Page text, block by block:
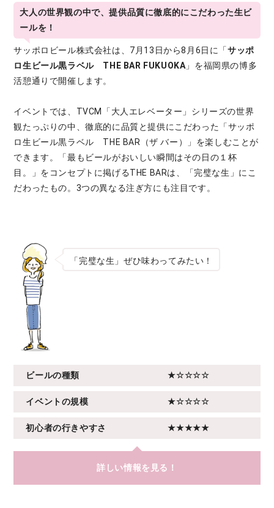
大人の世界観の中で、提供品質に徹底的にこだわった生ビ
ールを！
サッポロビール株式会社は、7月13日から8月6日に「サッポ
ロ生ビール黒ラベル THE BAR FUKUOKA」を福岡県の博多
活憩通りで開催します。
イベントでは、TVCM「大人エレベーター」シリーズの世界
観たっぷりの中、徹底的に品質と提供にこだわった「サッポ
ロ生ビール黒ラベル THE BAR（ザ バー）」を楽しむことが
できます。「最もビールがおいしい瞬間はその日の１杯
目。」をコンセプトに掲げるTHE BARは、「完璧な生」にこ
だわったもの。3つの異なる注ぎ方にも注目です。
「完璧な生」ぜひ味わってみたい！
ビールの種類 ★☆☆☆☆
イベントの規模 ★☆☆☆☆
初心者の行きやすさ ★★★★★
詳しい情報を見る！